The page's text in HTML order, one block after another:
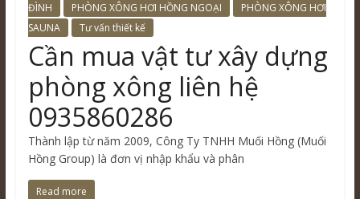
ĐÌNH
PHÒNG XÔNG HƠI HỒNG NGOẠI
PHÒNG XÔNG HƠI
SAUNA
Tư vấn thiết kế
Cần mua vật tư xây dựng
phòng xông liên hệ
0935860286
Thành lập từ năm 2009, Công Ty TNHH Muối Hồng (Muối
Hồng Group) là đơn vị nhập khẩu và phân
Read more